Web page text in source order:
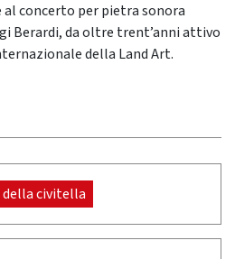
concerto per pietra sonora
Berardi, da oltre trent’anni attivo
della Land Art.
civitella